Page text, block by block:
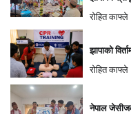
रोहित काफ्ले
झापाको
रोहित काफ्ले
नेपाल